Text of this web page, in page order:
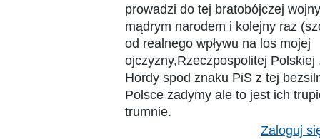
prowadzi do tej bratobójczej
mądrym narodem i kolejny raz
od realnego wpływu na los mojej
ojczyzny,Rzeczpospolitej Polskiej
Hordy spod znaku PiS z tej
Polsce zadymy ale to jest ich
trumnie.
Zaloguj